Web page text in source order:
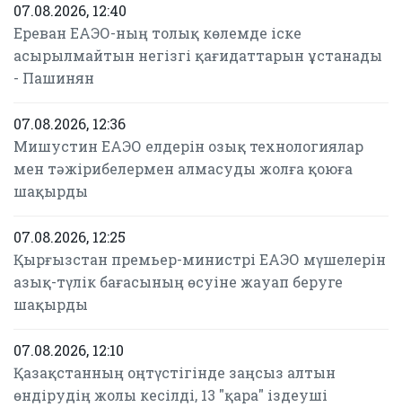
07.08.2026, 12:40
Ереван ЕАЭО-ның толық көлемде іске
асырылмайтын негізгі қағидаттарын ұстанады
- Пашинян
07.08.2026, 12:36
Мишустин ЕАЭО елдерін озық технологиялар
мен тәжірибелермен алмасуды жолға қоюға
шақырды
07.08.2026, 12:25
Қырғызстан премьер-министрі ЕАЭО мүшелерін
азық-түлік бағасының өсуіне жауап беруге
шақырды
07.08.2026, 12:10
Қазақстанның оңтүстігінде заңсыз алтын
өндірудің жолы кесілді, 13 "қара" іздеуші